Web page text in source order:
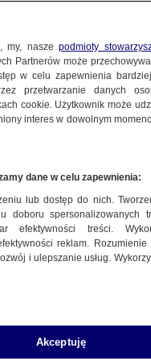
od wydania
Państw -
my, naszepodmioty
Partnerów może
w celu zapewnienia
przetwarzanie danych
cookie. Użytkownik może
interes w dowolnym
dane w celu zapewnienia:
lub dostęp do nich.
doboru spersonalizowanych
efektywności treści.
reklam.
i ulepszanie usług.
Akceptuję